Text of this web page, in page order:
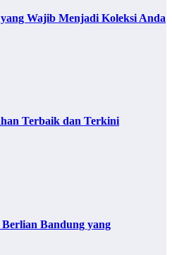
Wajib Menjadi Koleksi Anda
Terbaik dan Terkini
Bandung yang